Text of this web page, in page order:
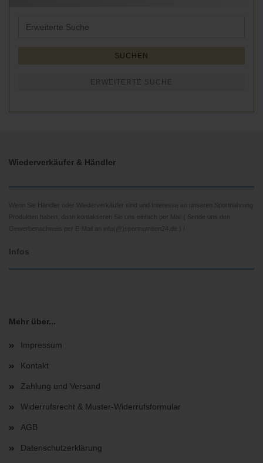
Suche
SUCHEN
ERWEITERTE SUCHE
Wiederverkäufer & Händler
Wenn Sie Händler oder Wiederverkäufer sind und Interesse an unseren Sportnahrung
Produkten haben, dann kontaktieren Sie uns einfach per Mail ( Sende uns den
Gewerbenachweis per E-Mail an info(@)sportnutrition24.de ) !
Infos
Mehr über...
Impressum
Kontakt
Zahlung und Versand
Widerrufsrecht & Muster-Widerrufsformular
AGB
Datenschutzerklärung